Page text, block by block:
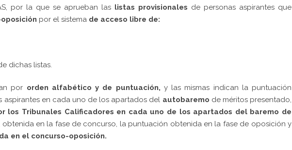
por la que se aprueban las listas provisionales de personas aspirantes que
por el sistema de acceso libre de:
dichas listas.
por orden alfabético y de puntuación, y las mismas indican la puntuación
aspirantes en cada uno de los apartados del autobaremo de méritos presentado,
los Tribunales Calificadores en cada uno de los apartados del baremo de
en la fase de concurso, la puntuación obtenida en la fase de oposición y
en el concurso-oposición.